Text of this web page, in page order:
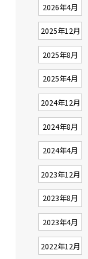
2026年4月
2025年12月
2025年8月
2025年4月
2024年12月
2024年8月
2024年4月
2023年12月
2023年8月
2023年4月
2022年12月